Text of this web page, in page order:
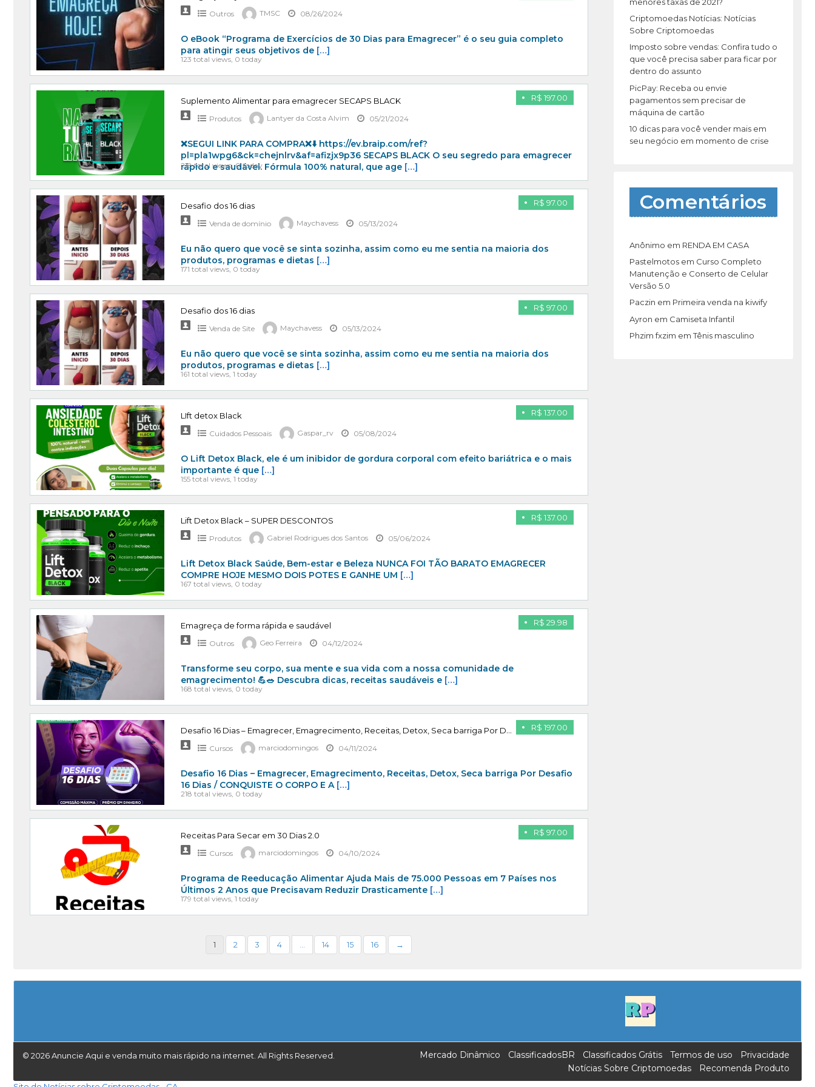
Outros TMSC 08/26/2024
O eBook “Programa de Exercícios de 30 Dias para Emagrecer” é o seu guia completo
para atingir seus objetivos de […]
123 total views, 0 today
R$ 197.00
Suplemento Alimentar para emagrecer SECAPS BLACK
Produtos Lantyer da Costa Alvim 05/21/2024
❌SEGUI LINK PARA COMPRA❌⬇️ https://ev.braip.com/ref?
pl=pla1wpg6&ck=chejnlrv&af=afizjx9p36 SECAPS BLACK O seu segredo para emagrecer
rápido e saudável. Fórmula 100% natural, que age […]
218 total views, 0 today
R$ 97.00
Desafio dos 16 dias
Venda de domínio Maychavess 05/13/2024
Eu não quero que você se sinta sozinha, assim como eu me sentia na maioria dos
produtos, programas e dietas […]
171 total views, 0 today
R$ 97.00
Desafio dos 16 dias
Venda de Site Maychavess 05/13/2024
Eu não quero que você se sinta sozinha, assim como eu me sentia na maioria dos
produtos, programas e dietas […]
161 total views, 1 today
R$ 137.00
LIft detox Black
Cuidados Pessoais Gaspar_rv 05/08/2024
O Lift Detox Black, ele é um inibidor de gordura corporal com efeito bariátrica e o mais
importante é que […]
155 total views, 1 today
R$ 137.00
Lift Detox Black – SUPER DESCONTOS
Produtos Gabriel Rodrigues dos Santos 05/06/2024
Lift Detox Black Saúde, Bem-estar e Beleza NUNCA FOI TÃO BARATO EMAGRECER
COMPRE HOJE MESMO DOIS POTES E GANHE UM […]
167 total views, 0 today
R$ 29.98
Emagreça de forma rápida e saudável
Outros Geo Ferreira 04/12/2024
Transforme seu corpo, sua mente e sua vida com a nossa comunidade de
emagrecimento! 💪🥗 Descubra dicas, receitas saudáveis e […]
168 total views, 0 today
R$ 197.00
Desafio 16 Dias – Emagrecer, Emagrecimento, Receitas, Detox, Seca barriga Por Desafio 16 Dias /
Cursos marciodomingos 04/11/2024
Desafio 16 Dias – Emagrecer, Emagrecimento, Receitas, Detox, Seca barriga Por Desafio
16 Dias / CONQUISTE O CORPO E A […]
218 total views, 0 today
R$ 97.00
Receitas Para Secar em 30 Dias 2.0
Cursos marciodomingos 04/10/2024
Programa de Reeducação Alimentar Ajuda Mais de 75.000 Pessoas em 7 Países nos
Últimos 2 Anos que Precisavam Reduzir Drasticamente […]
179 total views, 1 today
1 2 3 4 … 14 15 16 →
:
Criptomoedas Notícias: Notícias
Sobre Criptomoedas
Imposto sobre vendas: Confira tudo o
que você precisa saber para ficar por
dentro do assunto
PicPay: Receba ou envie
pagamentos sem precisar de
máquina de cartão
10 dicas para você vender mais em
seu negócio em momento de crise
Comentários
Anônimo em RENDA EM CASA
Pastelmotosem Curso Completo
Manutenção e Conserto de Celular
Versão 5.0
Paczin em Primeira venda na kiwify
Ayron em Camiseta Infantil
Phzim fxzim emTênis masculino
© 2026 Anuncie Aqui e venda muito mais rápido na internet. All Rights Reserved. Mercado Dinâmico ClassificadosBR Classificados Grátis Termos de uso
Privacidade
Notícias Sobre Criptomoedas
Recomenda Produto